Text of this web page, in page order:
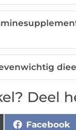
Deel
Facebook